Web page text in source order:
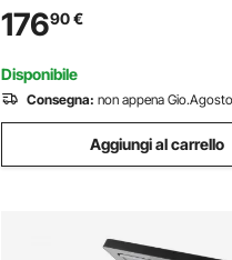
cm Mini Frigorifero per Auto
Viaggi Potenza Totale in
17690€
Disponibile
Consegna: non appena
Aggiungi al carrello